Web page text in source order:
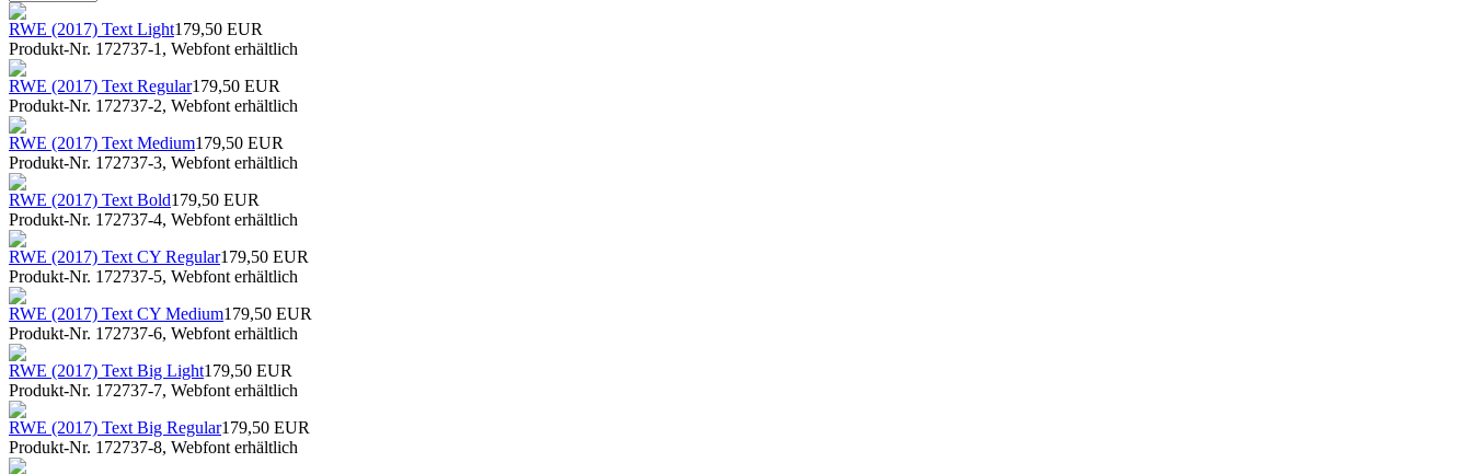
RWE (2017) Text Light179,50 EUR
Produkt-Nr. 172737-1, Webfont erhältlich
RWE (2017) Text Regular179,50 EUR
Produkt-Nr. 172737-2, Webfont erhältlich
RWE (2017) Text Medium179,50 EUR
Produkt-Nr. 172737-3, Webfont erhältlich
RWE (2017) Text Bold179,50 EUR
Produkt-Nr. 172737-4, Webfont erhältlich
RWE (2017) Text CY Regular179,50 EUR
Produkt-Nr. 172737-5, Webfont erhältlich
RWE (2017) Text CY Medium179,50 EUR
Produkt-Nr. 172737-6, Webfont erhältlich
RWE (2017) Text Big Light179,50 EUR
Produkt-Nr. 172737-7, Webfont erhältlich
RWE (2017) Text Big Regular179,50 EUR
Produkt-Nr. 172737-8, Webfont erhältlich